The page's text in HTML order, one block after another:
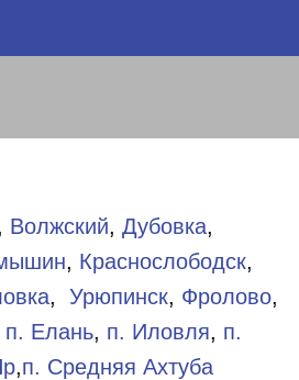
Волжский, Дубовка,
, Краснослободск,
, Урюпинск, Фролово,
п. Елань, п. Иловля, п.
,п. Средняя Ахтуба